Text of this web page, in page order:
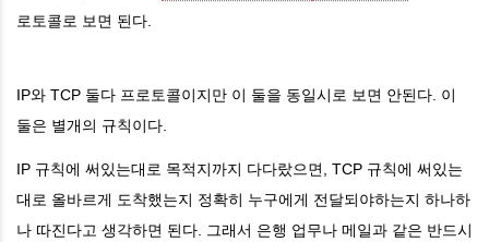
로토콜로 보면 된다.
IP와 TCP 둘다 프로토콜이지만 이 둘을 동일시로 보면 안된다. 이
둘은 별개의 규칙이다.
IP 규칙에 써있는대로 목적지까지 다다랐으면, TCP 규칙에 써있는
대로 올바르게 도착했는지 정확히 누구에게 전달되야하는지 하나하
나 따진다고 생각하면 된다.
그래서 은행 업무나 메일과 같은 반드시